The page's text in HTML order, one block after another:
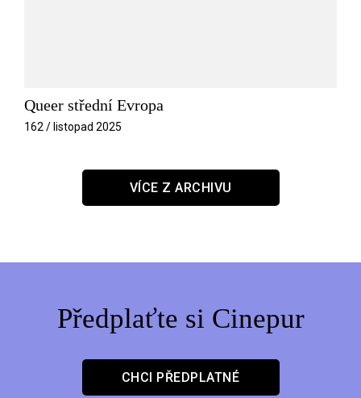
Queer střední Evropa
162 / listopad 2025
VÍCE Z ARCHIVU
Předplaťte si Cinepur
CHCI PŘEDPLATNÉ